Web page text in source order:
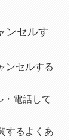
ンセルす
ンセルする
・電話して
するよくあ